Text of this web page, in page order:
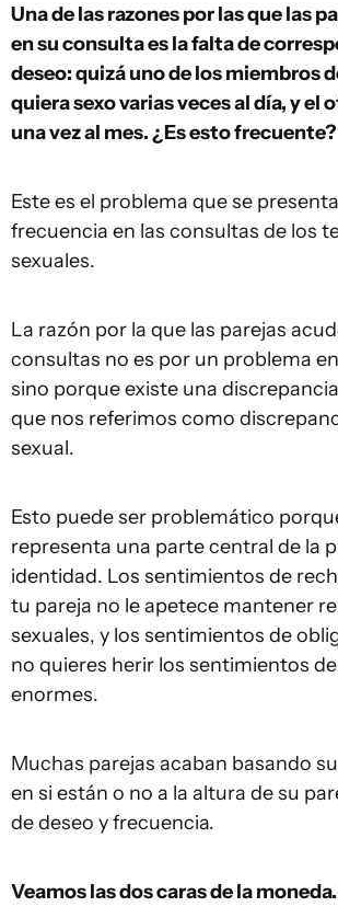
Una de las razones por las que las
en su consulta es la falta de
deseo: quizá uno de los miembros
quiera sexo varias veces al día, y el
una vez al mes. ¿Es esto frecuente?
Este es el problema que se
frecuencia en las consultas de los
sexuales.
La razón por la que las parejas
consultas no es por un problema
sino porque existe una
que nos referimos como
sexual.
Esto puede ser problemático
representa una parte central de la
identidad. Los sentimientos de
tu pareja no le apetece mantener
sexuales, y los sentimientos de
no quieres herir los sentimientos
enormes.
Muchas parejas acaban basando
en si están o no a la altura de su
de deseo y frecuencia.
Veamos las dos caras de la